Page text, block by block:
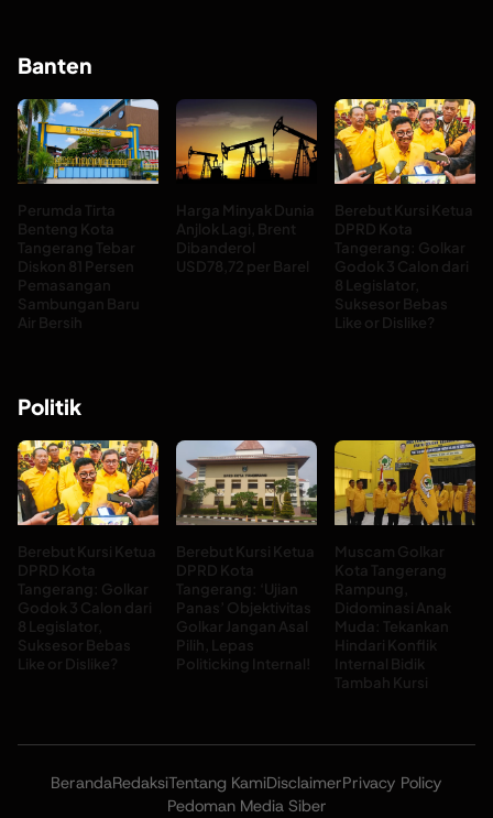
Banten
Perumda Tirta
Benteng Kota
Tangerang Tebar
Diskon 81 Persen
Pemasangan
Sambungan Baru
Air Bersih
Harga Minyak Dunia
Anjlok Lagi, Brent
Dibanderol
USD78,72 per Barel
Berebut Kursi Ketua
DPRD Kota
Tangerang: Golkar
Godok 3 Calon dari
8 Legislator,
Suksesor Bebas
Like or Dislike?
Politik
Berebut Kursi Ketua
DPRD Kota
Tangerang: Golkar
Godok 3 Calon dari
8 Legislator,
Suksesor Bebas
Like or Dislike?
Berebut Kursi Ketua
DPRD Kota
Tangerang: ‘Ujian
Panas’ Objektivitas
Golkar Jangan Asal
Pilih, Lepas
Politicking Internal!
Muscam Golkar
Kota Tangerang
Rampung,
Didominasi Anak
Muda: Tekankan
Hindari Konflik
Internal Bidik
Tambah Kursi
BerandaRedaksiTentang KamiDisclaimerPrivacy Policy
Pedoman Media Siber